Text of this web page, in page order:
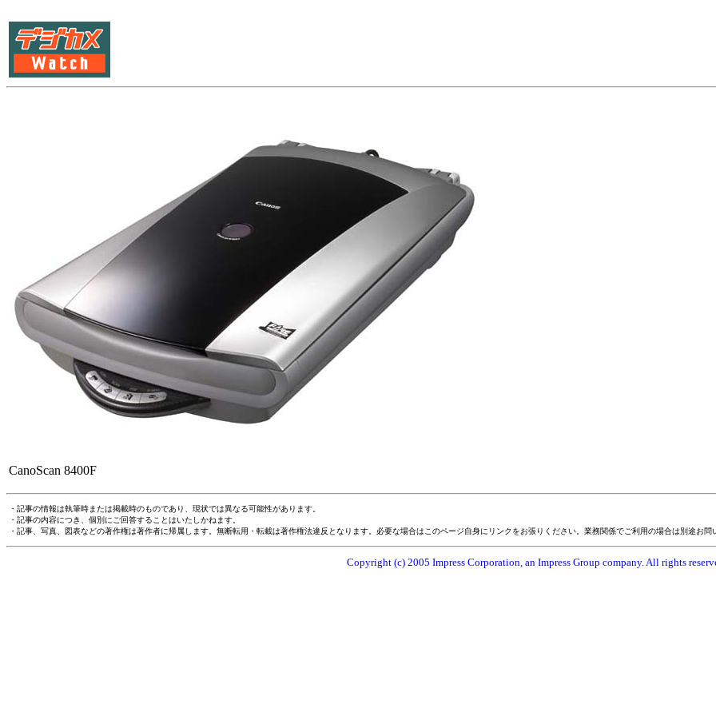
CanoScan 8400F
・記事の情報は執筆時または掲載時のものであり、現状では異なる可能性があります。
・記事の内容につき、個別にご回答することはいたしかねます。
・記事、写真、図表などの著作権は著作者に帰属します。無断転用・転載は著作権法違反となります。必要な場合はこのページ自身にリンクをお張りください。業務関係でご利用の場合は別途お問
Copyright (c) 2005 Impress Corporation, an Impress Group company. All rights